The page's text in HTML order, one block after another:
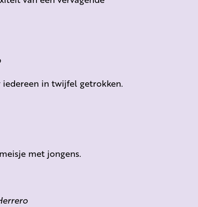
in twijfel getrokken.
met jongens.